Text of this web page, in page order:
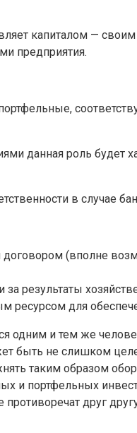
капиталом —
предприятия.
данная роль будет
в случае
(вполне
результаты
ресурсом для
одним и тем же
быть не слишком
таким образом
и портфельных
друг